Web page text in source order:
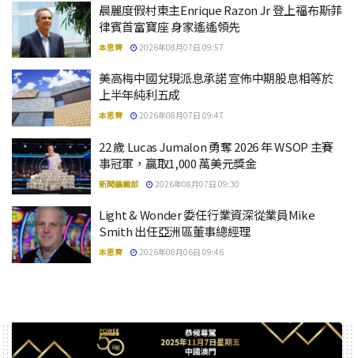
晨麗度假村東主Enrique Razon Jr 登上福布斯菲
律賓首富寶座 身家遙遙領先
本思齊 2026年08月07日 09:57
美高梅中國兌現派息承諾 宣佈中期股息相等於
上半年純利五成
本思齊 2026年08月07日 09:47
22 歲 Lucas Jumalon 勇奪 2026 年 WSOP 主賽
事冠軍，贏取1,000 萬美元獎金
新聞編輯部 2026年08月07日 09:30
Light & Wonder 委任行業資深從業員Mike
Smith 出任亞洲區董事總經理
本思齊 2026年08月06日 09:46